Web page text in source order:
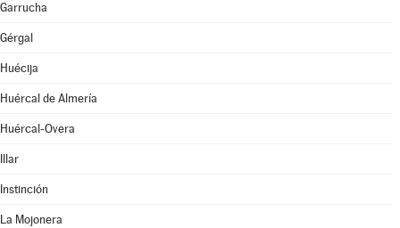
Garrucha
Gérgal
Huécija
Huércal de Almería
Huércal-Overa
Illar
Instinción
La Mojonera